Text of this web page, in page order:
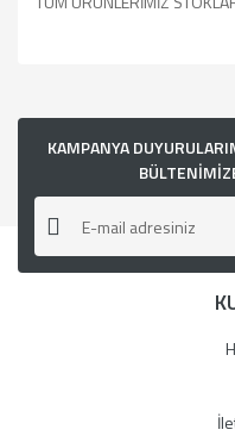
kullanarak tarafımıza
Görüş ve önerileriniz için
Ürün resmi kalitesiz,
Ürün açıklamasında
Ürün bilgilerinde
Ürün fiyatı diğer
KAMPANYA